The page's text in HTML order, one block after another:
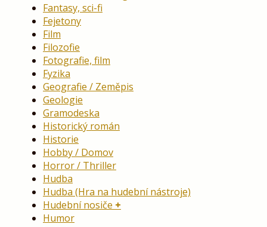
Fantasy, sci-fi
Fejetony
Film
Filozofie
Fotografie, film
Fyzika
Geografie / Zeměpis
Geologie
Gramodeska
Historický román
Historie
Hobby / Domov
Horror / Thriller
Hudba
Hudba (Hra na hudební nástroje)
Hudební nosiče
Humor